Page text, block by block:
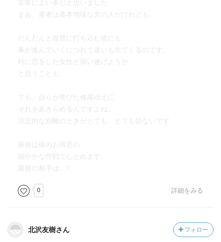
非常によい本だと思いました。
まあ、著者は基本地味な文の人だけれども。
だんだんと復讐に打ち込む彼にも
事が進んでいくにつれて迷いも出てくるのです。
時に恋をした女性と添い遂げようか、
と思うことも。
でも、自らが帯びた修羅ゆえに
それをあきらめるんですよね。
決定的な別離のときがとても、とても切ないです。
最後は彼のお得意の
細やかな作戦でしとめます。
最後の相手は…?
0 詳細をみる
北沢友樹さん フォロー